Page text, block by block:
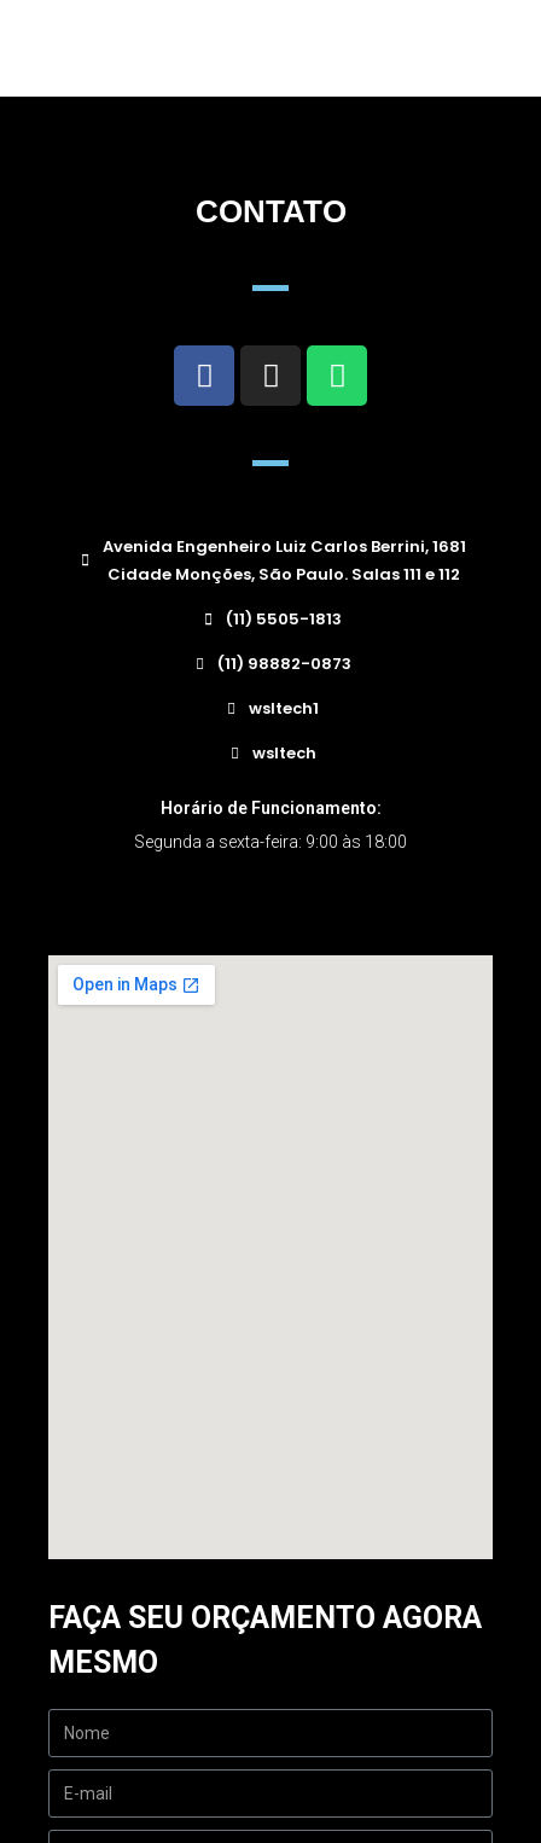
CONTATO
Avenida Engenheiro Luiz Carlos Berrini, 1681
Cidade Monções, São Paulo. Salas 111 e 112
(11) 5505-1813
(11) 98882-0873
wsltech1
wsltech
Horário de Funcionamento:
Segunda a sexta-feira: 9:00 às 18:00
FAÇA SEU ORÇAMENTO AGORA
MESMO